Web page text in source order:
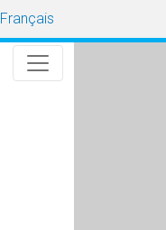
Français